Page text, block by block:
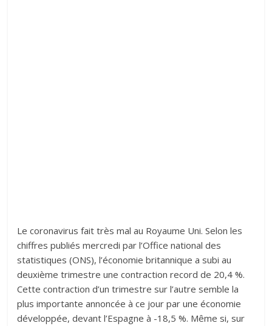
Le coronavirus fait très mal au Royaume Uni. Selon les
chiffres publiés mercredi par l’Office national des
statistiques (ONS), l’économie britannique a subi au
deuxième trimestre une contraction record de 20,4 %.
Cette contraction d’un trimestre sur l’autre semble la
plus importante annoncée à ce jour par une économie
développée, devant l’Espagne à -18,5 %. Même si, sur